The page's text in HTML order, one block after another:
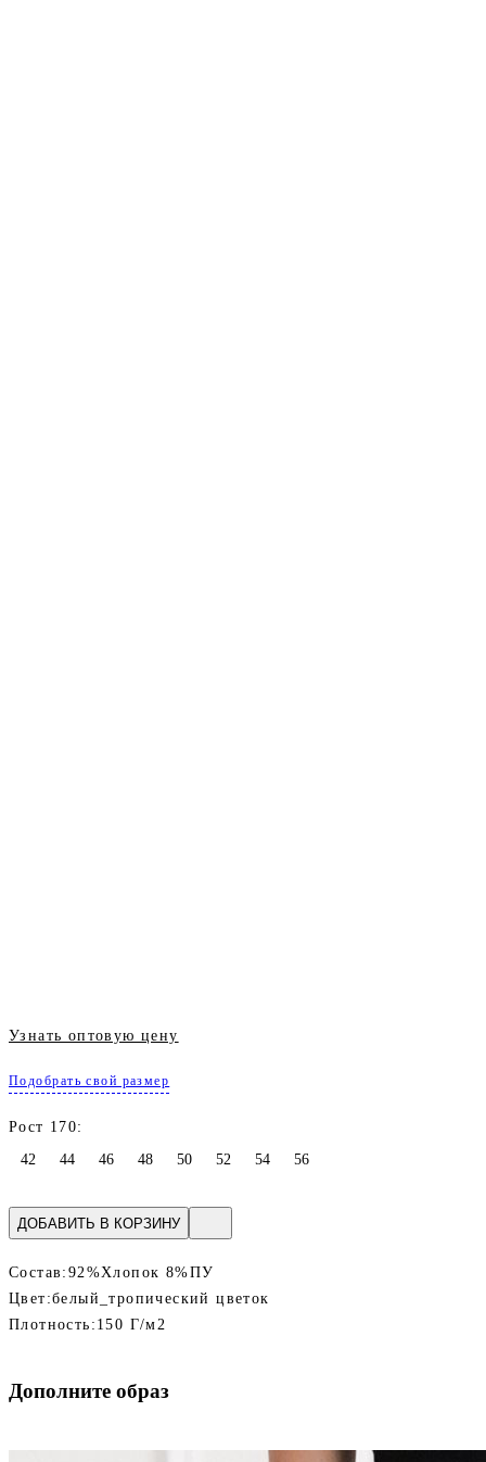
Узнать оптовую цену
Подобрать свой размер
Рост 170:
42
44 46 48 50 52 54 56
ДОБАВИТЬ В КОРЗИНУ
Состав: 92%Хлопок 8%ПУ
Цвет:белый_тропический цветок
Плотность: 150 Г/м2
Дополните образ